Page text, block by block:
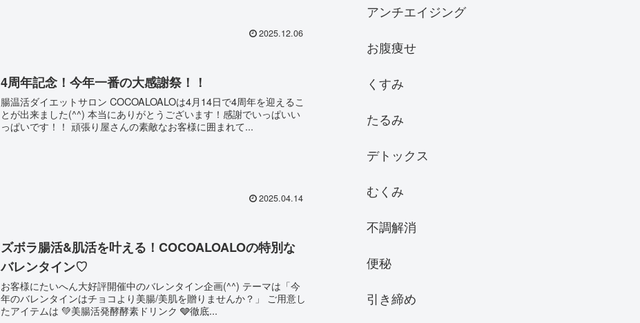
2025.12.06
4周年記念！今年一番の大感謝祭！！
腸温活ダイエットサロン COCOALOALOは4月14日で4周年を迎えるこ
とが出来ました(^^) 本当にありがとうございます！感謝でいっぱいい
っぱいです！！ 頑張り屋さんの素敵なお客様に囲まれて...
2025.04.14
ズボラ腸活&肌活を叶える！COCOALOALOの特別な
バレンタイン♡
お客様にたいへん大好評開催中のバレンタイン企画(^^) テーマは「今
年のバレンタインはチョコより美腸/美肌を贈りませんか？」 ご用意し
たアイテムは 💚美腸活発酵酵素ドリンク 🩶徹底...
アンチエイジング
お腹痩せ
くすみ
たるみ
デトックス
むくみ
不調解消
便秘
引き締め